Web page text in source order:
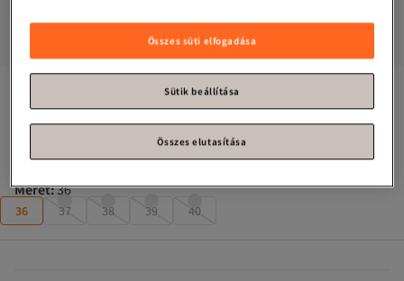
Keserűbarna egycsíkos alkalmi női papucs
TAKSS24TE00010
Méret:36
36 37 38 39 40
Összes süti elfogadása
Sütik beállítása
Összes elutasítása